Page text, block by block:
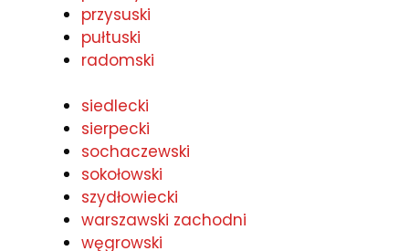
przysuski
pułtuski
radomski
siedlecki
sierpecki
sochaczewski
sokołowski
szydłowiecki
warszawski zachodni
węgrowski